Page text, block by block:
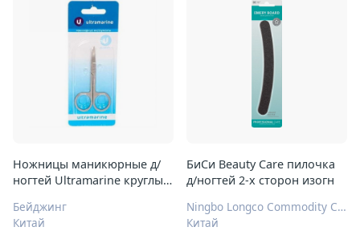
Ножницы маникюрные д/
ногтей Ultramarine круглые
022
Бейджинг
Китай
БиСи Beauty Care пилочка
д/ногтей 2-х сторон изогн
Ningbo Longco Commodity Co., LTD.
Китай